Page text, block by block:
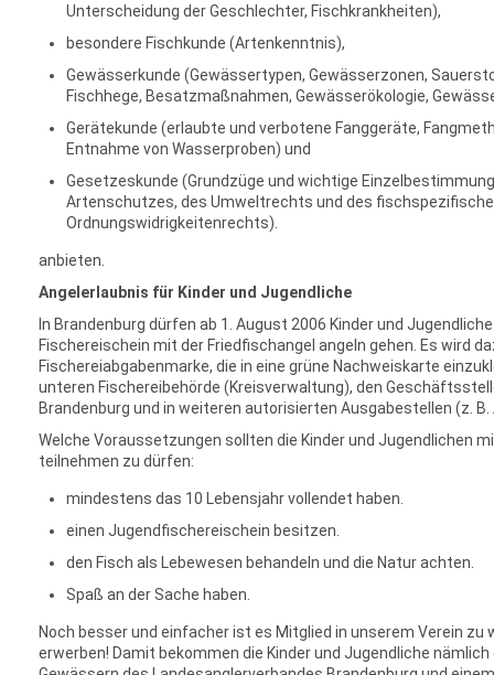
Unterscheidung der Geschlechter, Fischkrankheiten),
besondere Fischkunde (Artenkenntnis),
Gewässerkunde (Gewässertypen, Gewässerzonen,
Fischhege, Besatzmaßnahmen, Gewässerökologie,
Gerätekunde (erlaubte und verbotene Fanggeräte,
Entnahme von Wasserproben) und
Gesetzeskunde (Grundzüge und wichtige
Artenschutzes, des Umweltrechts und des
Ordnungswidrigkeitenrechts).
anbieten.
Angelerlaubnis für Kinder und Jugendliche
In Brandenburg dürfen ab 1. August 2006 Kinder und
Fischereischein mit der Friedfischangel angeln gehen. Es wird
Fischereiabgabenmarke, die in eine grüne Nachweiskarte
unteren Fischereibehörde (Kreisverwaltung), den
Brandenburg und in weiteren autorisierten Ausgabestellen (z.
Welche Voraussetzungen sollten die Kinder und Jugendlichen
teilnehmen zu dürfen:
mindestens das 10 Lebensjahr vollendet haben.
einen Jugendfischereischein besitzen.
den Fisch als Lebewesen behandeln und die Natur achten.
Spaß an der Sache haben.
Noch besser und einfacher ist es Mitglied in unserem Verein zu
erwerben! Damit bekommen die Kinder und Jugendliche